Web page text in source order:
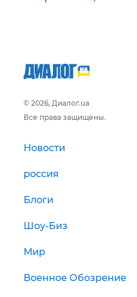
© 2026, Диалог.ua
Все права защищены.
Новости
россия
Блоги
Шоу-Биз
Мир
Военное Обозрение